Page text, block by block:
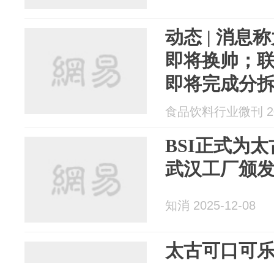
动态 | 消息
即将换帅；
即将完成分
食品饮料行业微刊
BSI正式为
武汉工厂颁
知消 2025-12-08
太古可口可